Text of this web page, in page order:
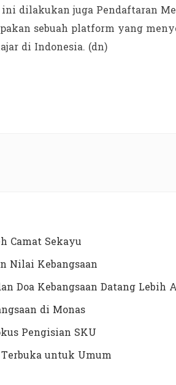
dilakukan juga Pendaftaran
sebuah platform yang
di Indonesia. (dn)
Camat Sekayu
Nilai Kebangsaan
Doa Kebangsaan Datang Lebih
di Monas
Pengisian SKU
untuk Umum